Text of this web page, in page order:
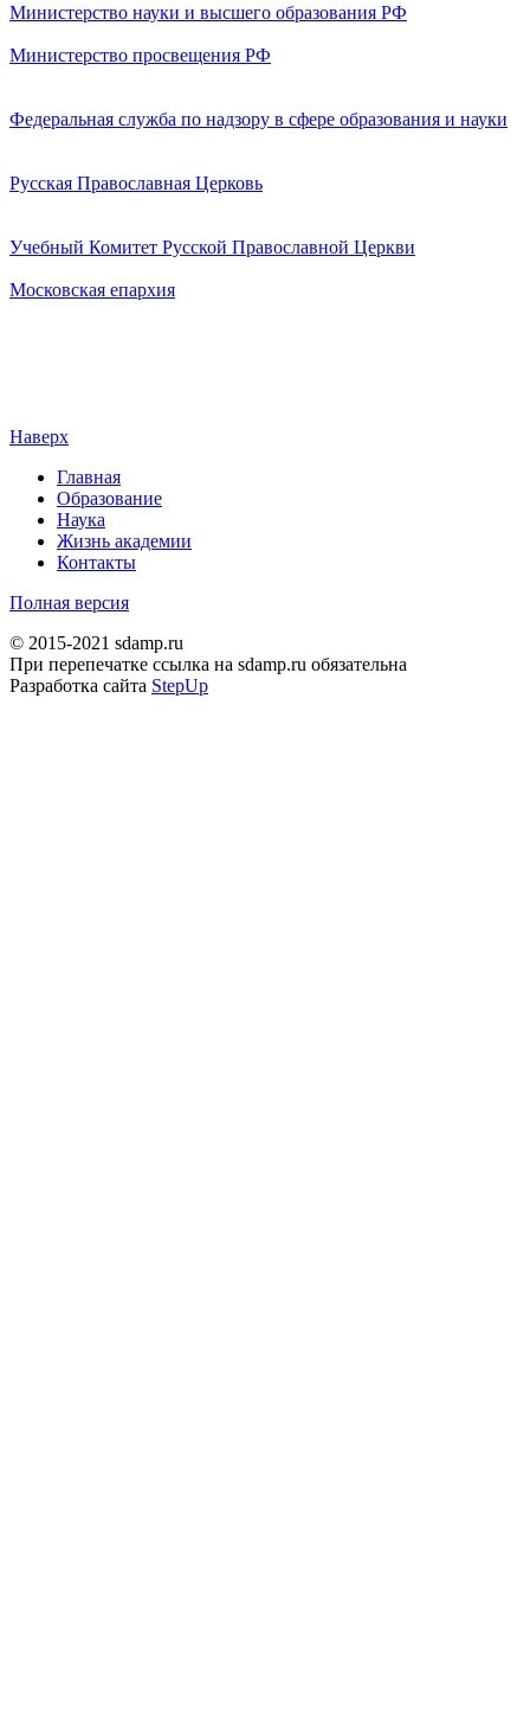
Министерство науки и высшего образования РФ
Министерство просвещения РФ
Федеральная служба по надзору в сфере образования и науки
Русская Православная Церковь
Учебный Комитет Русской Православной Церкви
Московская епархия
Наверх
Главная
Образование
Наука
Жизнь академии
Контакты
Полная версия
© 2015-2021 sdamp.ru
При перепечатке ссылка на sdamp.ru обязательна
Разработка сайта StepUp